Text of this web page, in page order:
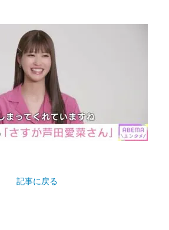
記事に戻る